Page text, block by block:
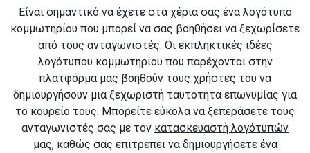
Είναι σημαντικό να έχετε στα χέρια σας ένα λογότυπο
κομμωτηρίου που μπορεί να σας βοηθήσει να ξεχωρίσετε
από τους ανταγωνιστές. Οι εκπληκτικές ιδέες
λογότυπου κομμωτηρίου που παρέχονται στην
πλατφόρμα μας βοηθούν τους χρήστες του να
δημιουργήσουν μια ξεχωριστή ταυτότητα επωνυμίας για
το κουρείο τους. Μπορείτε εύκολα να ξεπεράσετε τους
ανταγωνιστές σας με τον κατασκευαστή λογότυπών
μας, καθώς σας επιτρέπει να δημιουργήσετε ένα